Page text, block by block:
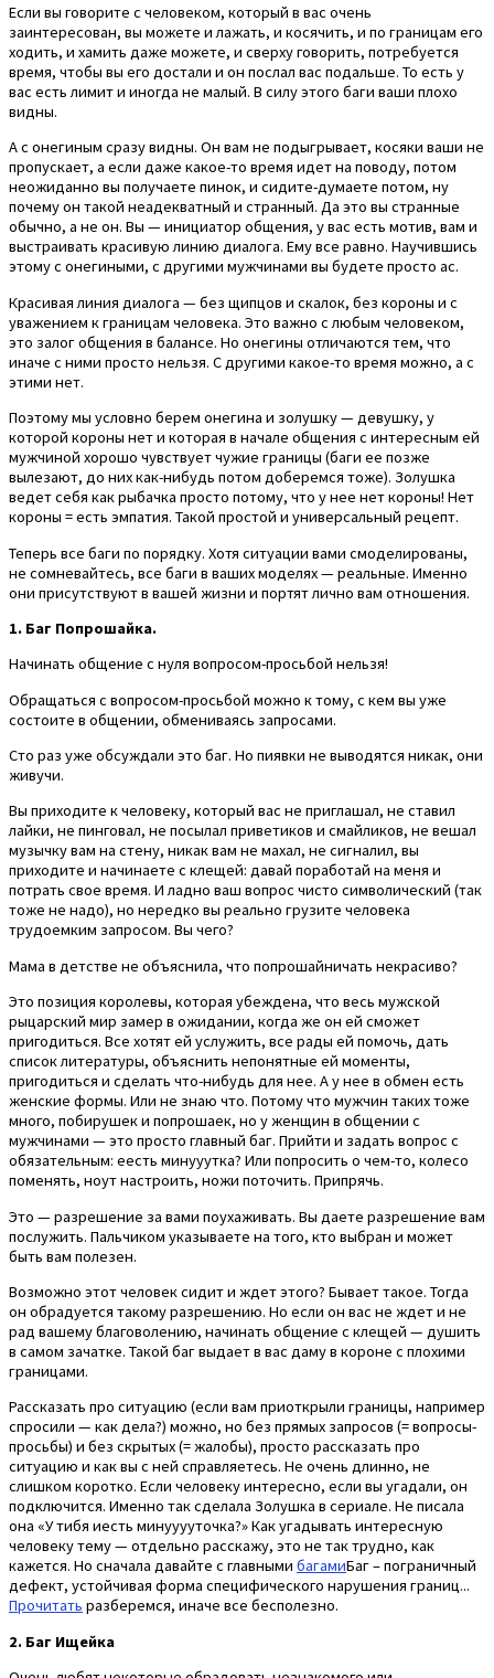
Если вы говорите с человеком, который в вас очень
заинтересован, вы можете и лажать, и косячить, и по границам его
ходить, и хамить даже можете, и сверху говорить, потребуется
время, чтобы вы его достали и он послал вас подальше. То есть у
вас есть лимит и иногда не малый. В силу этого баги ваши плохо
видны.
А с онегиным сразу видны. Он вам не подыгрывает, косяки ваши не
пропускает, а если даже какое-то время идет на поводу, потом
неожиданно вы получаете пинок, и сидите-думаете потом, ну
почему он такой неадекватный и странный. Да это вы странные
обычно, а не он. Вы — инициатор общения, у вас есть мотив, вам и
выстраивать красивую линию диалога. Ему все равно. Научившись
этому с онегиными, с другими мужчинами вы будете просто ас.
Красивая линия диалога — без щипцов и скалок, без короны и с
уважением к границам человека. Это важно с любым человеком,
это залог общения в балансе. Но онегины отличаются тем, что
иначе с ними просто нельзя. С другими какое-то время можно, а с
этими нет.
Поэтому мы условно берем онегина и золушку — девушку, у
которой короны нет и которая в начале общения с интересным ей
мужчиной хорошо чувствует чужие границы (баги ее позже
вылезают, до них как-нибудь потом доберемся тоже). Золушка
ведет себя как рыбачка просто потому, что у нее нет короны! Нет
короны = есть эмпатия. Такой простой и универсальный рецепт.
Теперь все баги по порядку. Хотя ситуации вами смоделированы,
не сомневайтесь, все баги в ваших моделях — реальные. Именно
они присутствуют в вашей жизни и портят лично вам отношения.
1. Баг Попрошайка.
Начинать общение с нуля вопросом-просьбой нельзя!
Обращаться с вопросом-просьбой можно к тому, с кем вы уже
состоите в общении, обмениваясь запросами.
Сто раз уже обсуждали это баг. Но пиявки не выводятся никак, они
живучи.
Вы приходите к человеку, который вас не приглашал, не ставил
лайки, не пинговал, не посылал приветиков и смайликов, не вешал
музычку вам на стену, никак вам не махал, не сигналил, вы
приходите и начинаете с клещей: давай поработай на меня и
потрать свое время. И ладно ваш вопрос чисто символический (так
тоже не надо), но нередко вы реально грузите человека
трудоемким запросом. Вы чего?
Мама в детстве не объяснила, что попрошайничать некрасиво?
Это позиция королевы, которая убеждена, что весь мужской
рыцарский мир замер в ожидании, когда же он ей сможет
пригодиться. Все хотят ей услужить, все рады ей помочь, дать
список литературы, объяснить непонятные ей моменты,
пригодиться и сделать что-нибудь для нее. А у нее в обмен есть
женские формы. Или не знаю что. Потому что мужчин таких тоже
много, побирушек и попрошаек, но у женщин в общении с
мужчинами — это просто главный баг. Прийти и задать вопрос с
обязательным: еесть минууутка? Или попросить о чем-то, колесо
поменять, ноут настроить, ножи поточить. Припрячь.
Это — разрешение за вами поухаживать. Вы даете разрешение вам
послужить. Пальчиком указываете на того, кто выбран и может
быть вам полезен.
Возможно этот человек сидит и ждет этого? Бывает такое. Тогда
он обрадуется такому разрешению. Но если он вас не ждет и не
рад вашему благоволению, начинать общение с клещей — душить
в самом зачатке. Такой баг выдает в вас даму в короне с плохими
границами.
Рассказать про ситуацию (если вам приоткрыли границы, например
спросили — как дела?) можно, но без прямых запросов (= вопросы-
просьбы) и без скрытых (= жалобы), просто рассказать про
ситуацию и как вы с ней справляетесь. Не очень длинно, не
слишком коротко. Если человеку интересно, если вы угадали, он
подключится. Именно так сделала Золушка в сериале. Не писала
она «У тибя иесть минууууточка?» Как угадывать интересную
человеку тему — отдельно расскажу, это не так трудно, как
кажется. Но сначала давайте с главными багамиБаг – пограничный
дефект, устойчивая форма специфического нарушения границ...
Прочитать разберемся, иначе все бесполезно.
2. Баг Ищейка